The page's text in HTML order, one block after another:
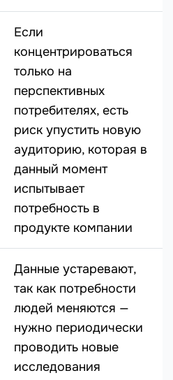
Если
концентрироваться
только на
перспективных
потребителях, есть
риск упустить новую
аудиторию, которая в
данный момент
испытывает
потребность в
продукте компании
Данные устаревают,
так как потребности
людей меняются —
нужно периодически
проводить новые
исследования